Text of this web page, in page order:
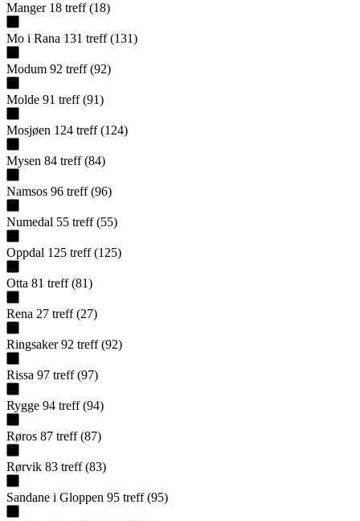
Manger 18 treff (18)
Mo i Rana 131 treff (131)
Modum 92 treff (92)
Molde 91 treff (91)
Mosjøen 124 treff (124)
Mysen 84 treff (84)
Namsos 96 treff (96)
Numedal 55 treff (55)
Oppdal 125 treff (125)
Otta 81 treff (81)
Rena 27 treff (27)
Ringsaker 92 treff (92)
Rissa 97 treff (97)
Rygge 94 treff (94)
Røros 87 treff (87)
Rørvik 83 treff (83)
Sandane i Gloppen 95 treff (95)